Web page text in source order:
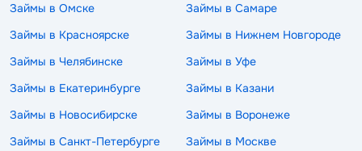
Займы в Омске
Займы в Самаре
Займы в Красноярске
Займы в Нижнем Новгороде
Займы в Челябинске
Займы в Уфе
Займы в Екатеринбурге
Займы в Казани
Займы в Новосибирске
Займы в Воронеже
Займы в Санкт-Петербурге
Займы в Москве